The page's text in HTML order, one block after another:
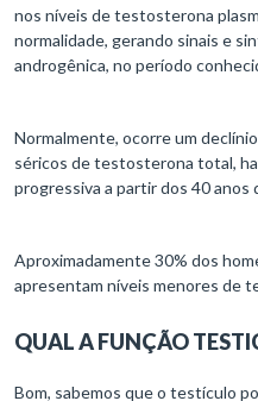
nos níveis de testosterona
normalidade, gerando sinais e
androgênica, no período
Normalmente, ocorre um
séricos de testosterona total,
progressiva a partir dos 40 anos
Aproximadamente 30% dos
apresentam níveis menores de
QUAL A FUNÇÃO
Bom, sabemos que o testículo